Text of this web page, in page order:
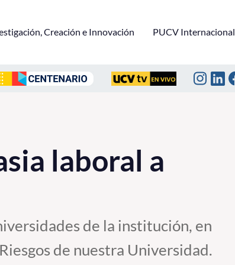
Creación e Innovación PUCV Internacional
laboral a
de la institución, en
de nuestra Universidad.